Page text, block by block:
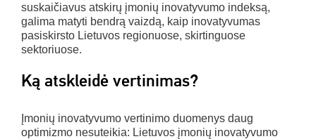
suskaičiavus atskirų įmonių inovatyvumo indeksą,
galima matyti bendrą vaizdą, kaip inovatyvumas
pasiskirsto Lietuvos regionuose, skirtinguose
sektoriuose.
Ką atskleidė vertinimas?
Įmonių inovatyvumo vertinimo duomenys daug
optimizmo nesuteikia: Lietuvos įmonių inovatyvumo